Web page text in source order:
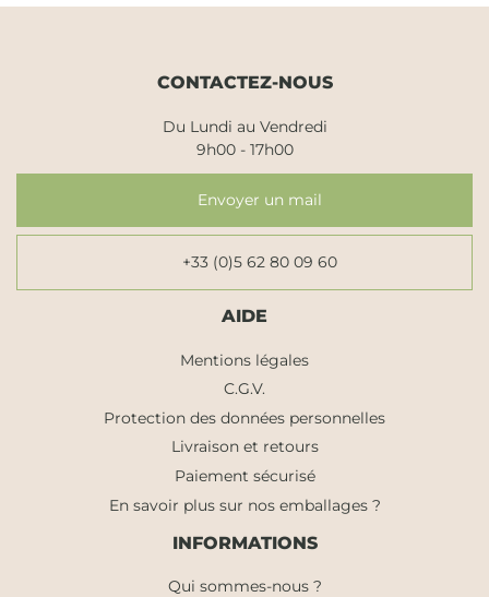
CONTACTEZ-NOUS
Du Lundi au Vendredi
9h00 - 17h00
Envoyer un mail
+33 (0)5 62 80 09 60
AIDE
Mentions légales
C.G.V.
Protection des données personnelles
Livraison et retours
Paiement sécurisé
En savoir plus sur nos emballages ?
INFORMATIONS
Qui sommes-nous ?